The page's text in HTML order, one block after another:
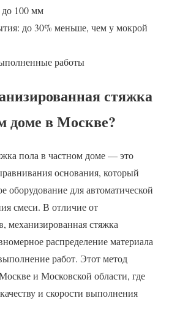
100 мм
до 30% меньше, чем у мокрой
работы
стяжка
доме в Москве?
пола в частном доме — это
основания, который
оборудование для автоматической
смеси. В отличие от
механизированная стяжка
распределение материала
работ. Этот метод
и Московской области, где
и скорости выполнения